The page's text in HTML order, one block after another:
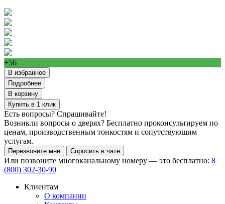
+56
В избранное
Подробнее
В корзину
Купить в 1 клик
Есть вопросы? Спрашивайте!
Возникли вопросы о дверях? Бесплатно проконсультируем по
ценам, производственным тонкостям и сопутствующим
услугам.
Перезвоните мне Спросить в чате
Или позвоните многоканальному номеру — это бесплатно: 8
(800) 302-30-90
Клиентам
О компании